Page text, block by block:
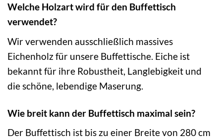
Welche Holzart wird für den Buffettisch
verwendet?
Wir verwenden ausschließlich massives
Eichenholz für unsere Buffettische. Eiche ist
bekannt für ihre Robustheit, Langlebigkeit und
die schöne, lebendige Maserung.
Wie breit kann der Buffettisch maximal sein?
Der Buffettisch ist bis zu einer Breite von 280 cm